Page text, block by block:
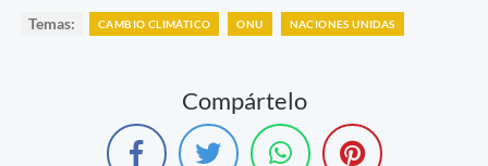
Temas: CAMBIO CLIMÁTICO ONU NACIONES UNIDAS
Compártelo